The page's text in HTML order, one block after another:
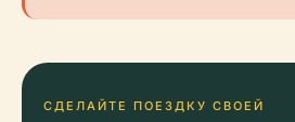
СДЕЛАЙТЕ ПОЕЗДКУ СВОЕЙ